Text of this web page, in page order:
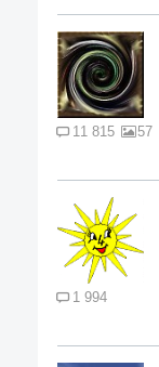
11 815 57
1 994